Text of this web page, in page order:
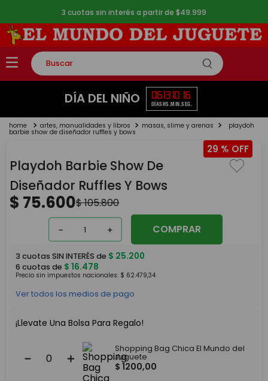
3 cuotas sin interés a partir de $49.999
Buscar
TÉRMINOS MÁS BUSCADOS
2.
lego
4
monopatin
5. toy story
DÍA DEL NIÑO 06
DÍAS
13
HS.
10
MIN.
15
SEG.
artes, manualidades y libros masas, slime y arenas playdoh
barbie show de diseñador ruffles y bows
29 %
Playdoh Barbie Show De
Diseñador Ruffles Y Bows
$ 75.600$105.800
＋
－ COMPRAR
3 cuotas SIN INTERÉS de $ 25.200
6 cuotas de $ 16.478
Precio sin impuestos nacionales: $ 62.479,34
Ver todos los medios de pago
¡Llevate Una Bolsa Para Regalo!
＋
－
Shopping Bag Chica El Mundo del
Juguete
$ 1200,00